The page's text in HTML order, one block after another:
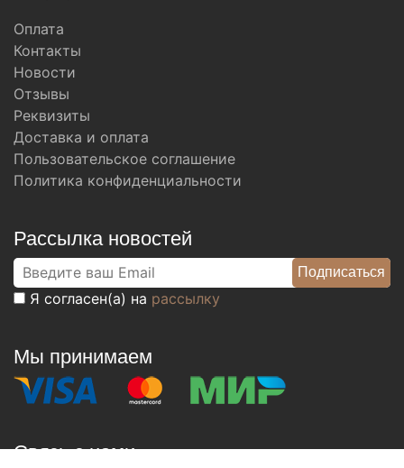
Оплата
Контакты
Новости
Отзывы
Реквизиты
Доставка и оплата
Пользовательское соглашение
Политика конфиденциальности
Рассылка новостей
Я согласен(а) на рассылку
Мы принимаем
Связь с нами